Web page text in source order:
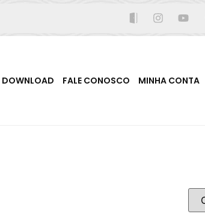
DOWNLOAD FALE CONOSCO MINHA CONTA